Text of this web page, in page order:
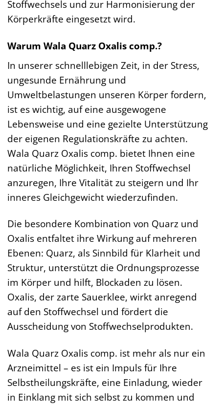
Stoffwechsels und zur Harmonisierung der
Körperkräfte eingesetzt wird.
Warum Wala Quarz Oxalis comp.?
In unserer schnelllebigen Zeit, in der Stress,
ungesunde Ernährung und
Umweltbelastungen unseren Körper fordern,
ist es wichtig, auf eine ausgewogene
Lebensweise und eine gezielte Unterstützung
der eigenen Regulationskräfte zu achten.
Wala Quarz Oxalis comp. bietet Ihnen eine
natürliche Möglichkeit, Ihren Stoffwechsel
anzuregen, Ihre Vitalität zu steigern und Ihr
inneres Gleichgewicht wiederzufinden.
Die besondere Kombination von Quarz und
Oxalis entfaltet ihre Wirkung auf mehreren
Ebenen: Quarz, als Sinnbild für Klarheit und
Struktur, unterstützt die Ordnungsprozesse
im Körper und hilft, Blockaden zu lösen.
Oxalis, der zarte Sauerklee, wirkt anregend
auf den Stoffwechsel und fördert die
Ausscheidung von Stoffwechselprodukten.
Wala Quarz Oxalis comp. ist mehr als nur ein
Arzneimittel – es ist ein Impuls für Ihre
Selbstheilungskräfte, eine Einladung, wieder
in Einklang mit sich selbst zu kommen und